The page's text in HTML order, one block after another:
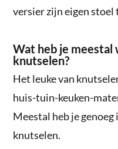
versier zijn eigen stoel
Wat heb je meestal
knutselen?
Het leuke van
huis-tuin-keuken-
Meestal heb je
knutselen.